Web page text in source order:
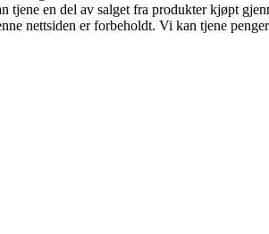
en del av salget fra produkter kjøpt
nettsiden er forbeholdt. Vi kan tjene